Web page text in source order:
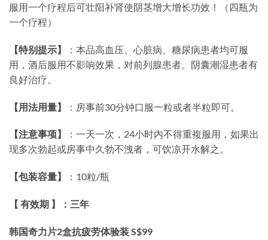
服用一个疗程后可壮阳补肾使阴茎增大增长功效！（四瓶为
一个疗程）
【特别提示】
：本品高血压、心脏病、糖尿病患者均可服
用，酒后服用不影响效果，对前列腺患者。阴囊潮湿患者有
良好治疗。
【用法用量】 ：房事前30分钟口服一粒或者半粒即可。
【注意事项】
：一天一次，24小时内不得重複服用，如果出
现多次勃起或房事中久勃不洩者，可饮凉开水解之。
【包装容量】 ：10粒/瓶
【 有效期 】：三年
韩国奇力片2盒抗疲劳体验装 S$99